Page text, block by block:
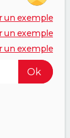
un exemple
un exemple
un exemple